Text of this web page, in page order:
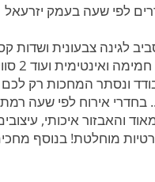
לפי שעה בעמק יזרעאל
לגינה צבעונית ושדות
שוכנת לה בקתת
ונסתר המחכות רק לכם
אירוח לפי שעה רמת
והאבזור איכותי,
מוחלטת! בנוסף